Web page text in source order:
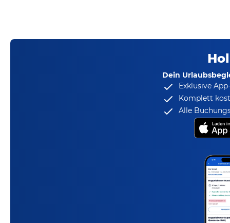
Dein
Exklusive
Komplett
Alle